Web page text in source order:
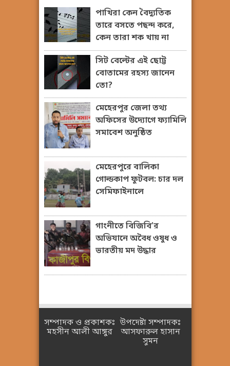
পাখিরা কেন বৈদ্যুতিক
তারে বসতে পছন্দ করে,
কেন তারা শক খায় না
সিট বেল্টের এই ছোট্ট
বোতামের রহস্য জানেন
তো?
মেহেরপুর জেলা তথ্য
অফিসের উদ্যোগে ফ্যামিলি
সমাবেশ অনুষ্ঠিত
মেহেরপুরে বালিকা
গোল্ডকাপ ফুটবল: চার দল
সেমিফাইনালে
গাংনীতে বিজিবি’র
অভিযানে অবৈধ ওষুধ ও
ভারতীয় মদ উদ্ধার
সম্পাদক ও প্রকাশকঃ
মহসীন আলী আঙ্গুর
উপদেষ্টা সম্পাদকঃ
আসফারুল হাসান
সুমন